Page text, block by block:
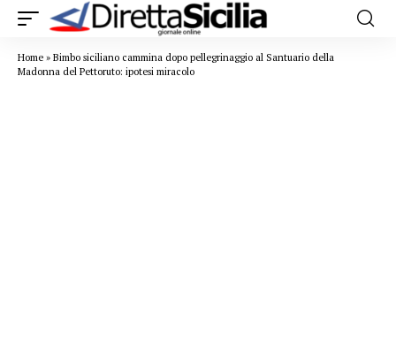
Home » Bimbo siciliano cammina dopo pellegrinaggio al Santuario della
Madonna del Pettoruto: ipotesi miracolo